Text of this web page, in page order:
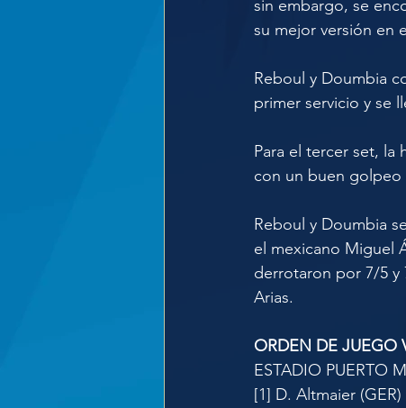
sin embargo, se
su mejor versión en
Reboul y Doumbia
primer servicio y se
Para el tercer set, la
con un buen golpeo
Reboul y Doumbia
el mexicano Miguel
derrotaron por 7/5 y
Arias.
ORDEN DE JUEGO
ESTADIO PUERTO
[1] D. Altmaier